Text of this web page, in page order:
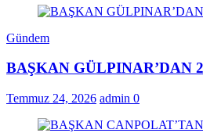
Gündem
BAŞKAN GÜLPINAR’DAN
Temmuz 24, 2026 admin 0